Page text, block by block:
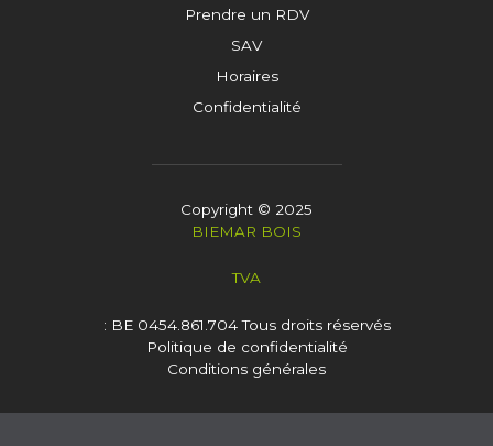
Prendre un RDV
SAV
Horaires
Confidentialité
Copyright © 2025
BIEMAR BOIS
TVA
: BE 0454.861.704Tous droits réservés
Politique de confidentialité
Conditions générales